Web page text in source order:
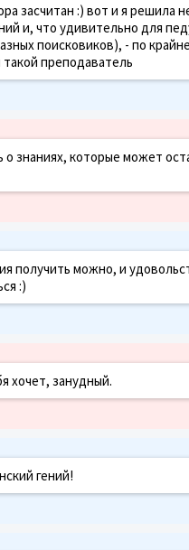
засчитан :) вот и я решила
и, что удивительно для
поисковиков), - по
преподаватель
о знаниях, которые может
получить можно, и
:)
хочет, занудный.
гений!